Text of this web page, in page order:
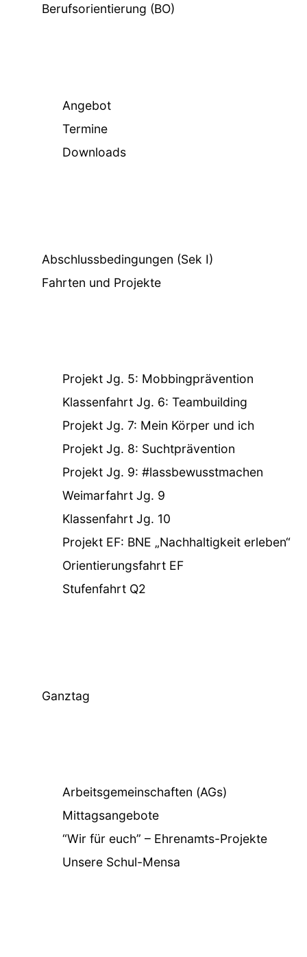
Berufsorientierung (BO)
Angebot
Termine
Downloads
Abschlussbedingungen (Sek I)
Fahrten und Projekte
Projekt Jg. 5: Mobbingprävention
Klassenfahrt Jg. 6: Teambuilding
Projekt Jg. 7: Mein Körper und ich
Projekt Jg. 8: Suchtprävention
Projekt Jg. 9: #lassbewusstmachen
Weimarfahrt Jg. 9
Klassenfahrt Jg. 10
Projekt EF: BNE „Nachhaltigkeit erleben“
Orientierungsfahrt EF
Stufenfahrt Q2
Ganztag
Arbeitsgemeinschaften (AGs)
Mittagsangebote
“Wir für euch” – Ehrenamts-Projekte
Unsere Schul-Mensa